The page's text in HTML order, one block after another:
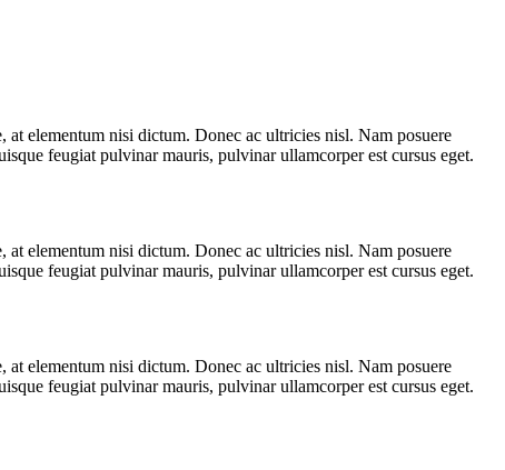
at elementum nisi dictum. Donec ac ultricies nisl. Nam posuere
feugiat pulvinar mauris, pulvinar ullamcorper est cursus eget.
at elementum nisi dictum. Donec ac ultricies nisl. Nam posuere
feugiat pulvinar mauris, pulvinar ullamcorper est cursus eget.
at elementum nisi dictum. Donec ac ultricies nisl. Nam posuere
feugiat pulvinar mauris, pulvinar ullamcorper est cursus eget.